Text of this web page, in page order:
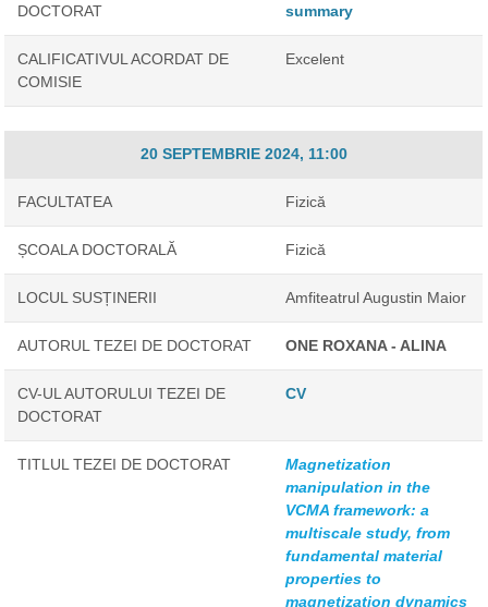
DOCTORAT
summary
CALIFICATIVUL ACORDAT DE
COMISIE
Excelent
20 SEPTEMBRIE 2024, 11:00
FACULTATEA Fizică
ȘCOALA DOCTORALĂ Fizică
LOCUL SUSȚINERII Amfiteatrul Augustin Maior
AUTORUL TEZEI DE DOCTORAT ONE ROXANA - ALINA
CV-UL AUTORULUI TEZEI DE
DOCTORAT
CV
TITLUL TEZEI DE DOCTORAT
Magnetization
manipulation in the
VCMA framework: a
multiscale study, from
fundamental material
properties to
magnetization dynamics